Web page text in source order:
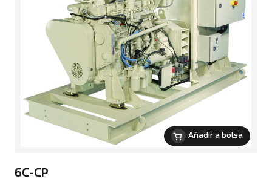
Añadir a bolsa
6C-CP